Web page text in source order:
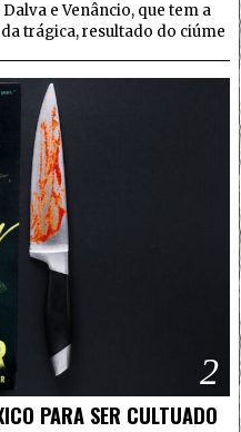
e Venâncio, que tem a
trágica, resultado do ciúme
2
PARA SER CULTUADO